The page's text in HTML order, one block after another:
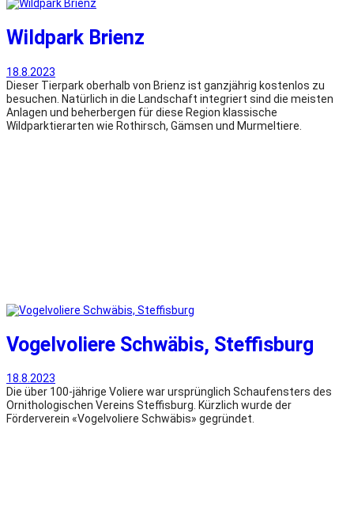
Wildpark Brienz
18.8.2023
Dieser Tierpark oberhalb von Brienz ist ganzjährig kostenlos zu
besuchen. Natürlich in die Landschaft integriert sind die meisten
Anlagen und beherbergen für diese Region klassische
Wildparktierarten wie Rothirsch, Gämsen und Murmeltiere.
Vogelvoliere Schwäbis, Steffisburg
18.8.2023
Die über 100-jährige Voliere war ursprünglich Schaufensters des
Ornithologischen Vereins Steffisburg. Kürzlich wurde der
Förderverein «Vogelvoliere Schwäbis» gegründet.